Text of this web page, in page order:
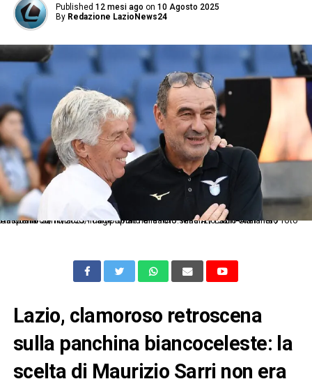
Published 12 mesi ago on 10 Agosto 2025
By Redazione LazioNews24
As Roma 08/10/2023 - campionato di calcio serie A / Lazio-Atalanta / foto Antonello Sammarco/Image Sport nella foto: Maurizio Sarri-Gian Piero Gasperini
Lazio, clamoroso retroscena
sulla panchina biancoceleste: la
scelta di Maurizio Sarri non era